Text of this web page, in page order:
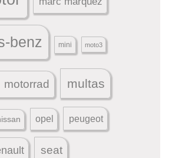
benz mini moto3
motorrad multas
opel peugeot
seat